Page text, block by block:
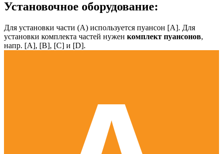
Установочное оборудование:
Для установки части (А) используется пуансон [А]. Для
установки комплекта частей нужен комплект пуансонов,
напр. [А], [B], [С] и [D].